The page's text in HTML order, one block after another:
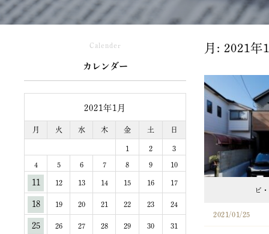
月: 2021年
ビ
2021/01/25
Calender
カレンダー
2021年1月
月 火 水 木 金 土 日
1 2 3
4 5 6 7 8 9 10
11 12 13 14 15 16 17
18 19 20 21 22 23 24
25 26 27 28 29 30 31